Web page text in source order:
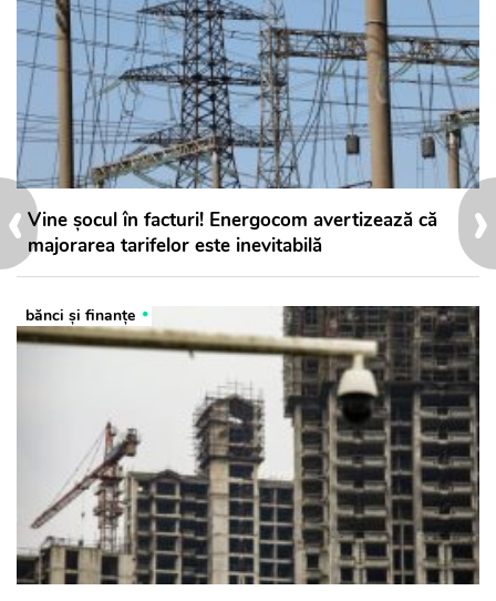
›
‹ Vine șocul în facturi! Energocom avertizează că
majorarea tarifelor este inevitabilă
bănci şi finanţe